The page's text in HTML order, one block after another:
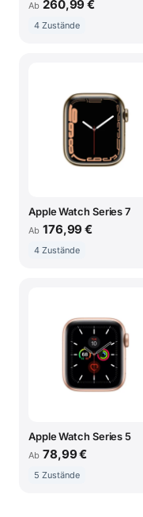
Ab 260,99 €
4 Zustände
Apple Watch Series 7
Ab 176,99 €
4 Zustände
Apple Watch Series 5
Ab 78,99 €
5 Zustände